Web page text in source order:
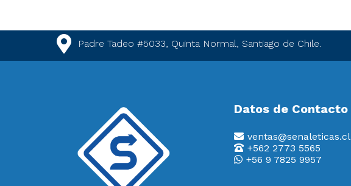
Padre Tadeo #5033, Quinta Normal, Santiago de Chile.
Datos de Contacto
ventas@senaleticas.cl
+562 2773 5565
+56 9 7825 9957